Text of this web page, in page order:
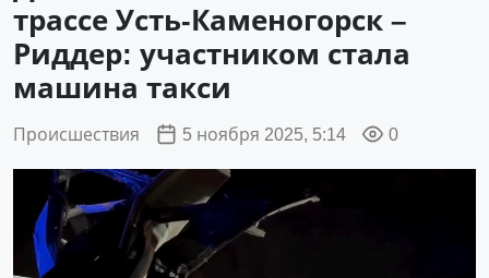
трассе Усть-Каменогорск –
Риддер: участником стала
машина такси
Происшествия 5 ноября 2025, 5:14 0